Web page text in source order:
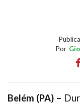
Por
Belém (PA) –